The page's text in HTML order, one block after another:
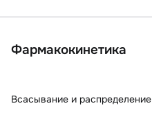
Фармакокинетика
Всасывание и распределение